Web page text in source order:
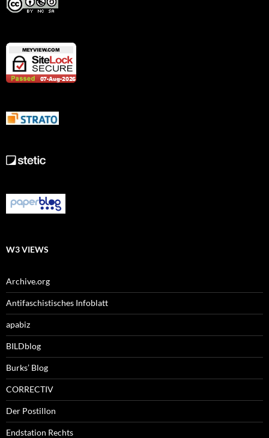
W3 VIEWS
Archive.org
Antifaschistisches Infoblatt
apabiz
BILDblog
Burks’ Blog
CORRECTIV
Der Postillon
Endstation Rechts